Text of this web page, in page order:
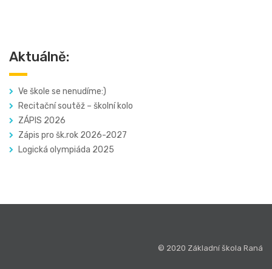
Aktuálně:
Ve škole se nenudíme:)
Recitační soutěž – školní kolo
ZÁPIS 2026
Zápis pro šk.rok 2026-2027
Logická olympiáda 2025
© 2020 Základní škola Raná